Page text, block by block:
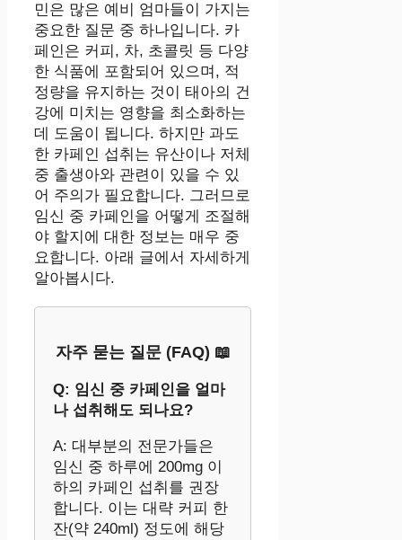
민은 많은 예비 엄마들이 가지는
중요한 질문 중 하나입니다. 카
페인은 커피, 차, 초콜릿 등 다양
한 식품에 포함되어 있으며, 적
정량을 유지하는 것이 태아의 건
강에 미치는 영향을 최소화하는
데 도움이 됩니다. 하지만 과도
한 카페인 섭취는 유산이나 저체
중 출생아와 관련이 있을 수 있
어 주의가 필요합니다. 그러므로
임신 중 카페인을 어떻게 조절해
야 할지에 대한 정보는 매우 중
요합니다. 아래 글에서 자세하게
알아봅시다.
자주 묻는 질문 (FAQ) 📖
Q: 임신 중 카페인을 얼마
나 섭취해도 되나요?
A: 대부분의 전문가들은
임신 중 하루에 200mg 이
하의 카페인 섭취를 권장
합니다. 이는 대략 커피 한
잔(약 240ml) 정도에 해당